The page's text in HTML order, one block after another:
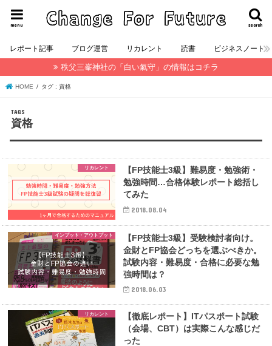
search
menu
レポート記事 ブログ運営 リカレント 読書 ビジネスノート
秩父三峯神社の「白い氣守」の情報はコチラ
HOME タグ : 資格
資格
リカレント
【FP技能士3級】難易度・勉強術・
勉強時間…合格体験レポート総括し
てみた
2018.08.04
インプット・アウトプット
【FP技能士3級】受験検討者向け。
金財とFP協会どっちを選ぶべきか。
試験内容・難易度・合格に必要な勉
強時間は？
2018.06.03
リカレント
【徹底レポート】ITパスポート試験
（会場、CBT）は実際こんな感じだ
った